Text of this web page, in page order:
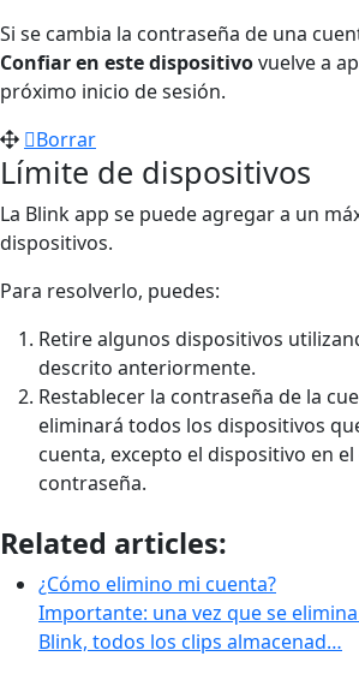
Si se cambia la contraseña de una
Confiar en este dispositivovuelve a
próximo inicio de sesión.
Borrar
Límite de dispositivos
La Blink app se puede agregar a un
dispositivos.
Para resolverlo, puedes:
Retire algunos dispositivos
descrito anteriormente.
Restablecer la contraseña de la
eliminará todos los dispositivos
cuenta, excepto el dispositivo en
contraseña.
Related articles:
¿Cómo elimino mi cuenta?
Importante: una vez que se
Blink, todos los clips almacenad…